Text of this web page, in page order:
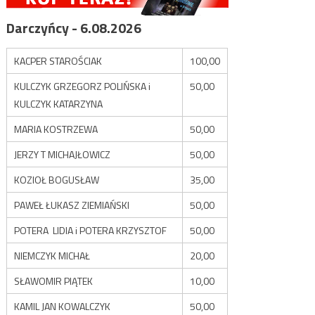
Darczyńcy - 6.08.2026
KACPER STAROŚCIAK
100,00
KULCZYK GRZEGORZ POLIŃSKA i
KULCZYK KATARZYNA
50,00
MARIA KOSTRZEWA
50,00
JERZY T MICHAJŁOWICZ
50,00
KOZIOŁ BOGUSŁAW
35,00
PAWEŁ ŁUKASZ ZIEMIAŃSKI
50,00
POTERA LIDIA i POTERA KRZYSZTOF
50,00
NIEMCZYK MICHAŁ
20,00
SŁAWOMIR PIĄTEK
10,00
KAMIL JAN KOWALCZYK
50,00